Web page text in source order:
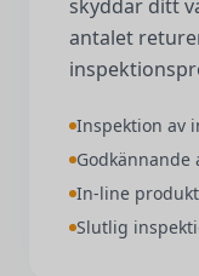
skyddar ditt
antalet
Inspektion av
In-line
Slutlig